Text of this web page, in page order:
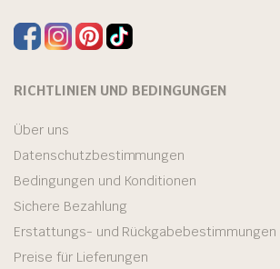
RICHTLINIEN UND BEDINGUNGEN
Über uns
Datenschutzbestimmungen
Bedingungen und Konditionen
Sichere Bezahlung
Erstattungs- und Rückgabebestimmungen
Preise für Lieferungen